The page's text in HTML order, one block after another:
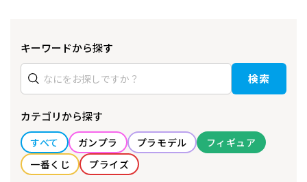
キーワードから探す
検索
カテゴリから探す
すべて ガンプラ プラモデル
フィギュア
一番くじ
プライズ